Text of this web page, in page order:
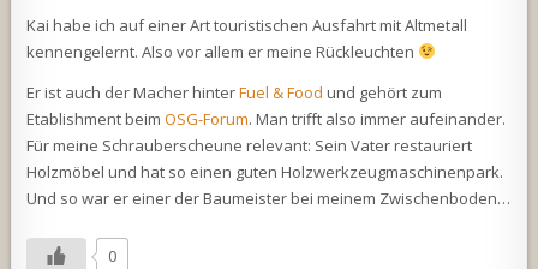
Kai habe ich auf einer Art touristischen Ausfahrt mit Altmetall
kennengelernt. Also vor allem er meine Rückleuchten
Er ist auch der Macher hinterFuel & Food und gehört zum
Etablishment beimOSG-Forum. Man trifft also immer aufeinander.
Für meine Schrauberscheune relevant: Sein Vater restauriert
Holzmöbel und hat so einen guten Holzwerkzeugmaschinenpark.
Und so war er einer der Baumeister bei meinem Zwischenboden…
0